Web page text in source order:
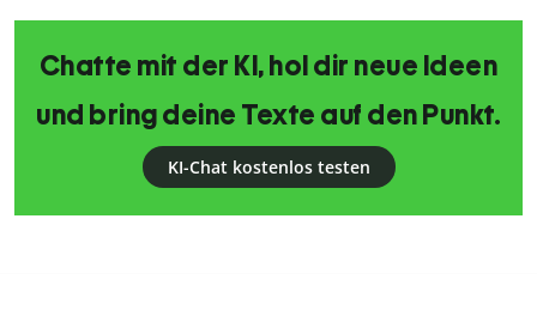
Chatte mit der KI, hol dir neue Ideen
und bring deine Texte auf den Punkt.
KI-Chat kostenlos testen